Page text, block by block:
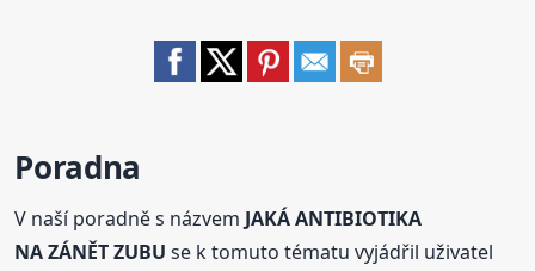
Poradna
V naší poradně s názvem JAKÁ ANTIBIOTIKA
NA ZÁNĚT ZUBU se k tomuto tématu vyjádřil uživatel